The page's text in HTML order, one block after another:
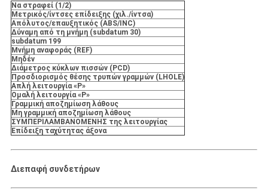
Να στραφεί (1/2)
Μετρικός/ίντσες επίδειξης (χιλ./ίντσα)
Απόλυτος/επαυξητικός (ABS/INC)
Δύναμη από τη μνήμη (subdatum 30)
subdatum 199
Μνήμη αναφοράς (REF)
Μηδέν
Διάμετρος κύκλων πισσών (PCD)
Προσδιορισμός θέσης τρυπών γραμμών (LHOLE)
Απλή λειτουργία «Ρ»
Ομαλή λειτουργία «Ρ»
Γραμμική αποζημίωση λάθους
Μη γραμμική αποζημίωση λάθους
ΣΥΜΠΕΡΙΛΑΜΒΑΝΟΜΕΝΗΣ της λειτουργίας
Επίδειξη ταχύτητας άξονα
Διεπαφή συνδετήρων